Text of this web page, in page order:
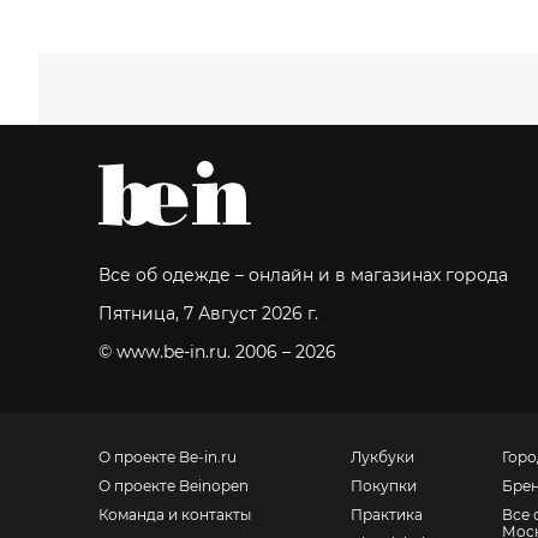
Все об одежде – онлайн и в магазинах города
Пятница, 7 Август 2026 г.
© www.be-in.ru. 2006 – 2026
О проекте Be-in.ru
О проекте Beinopen
Команда и контакты
Лукбуки
Покупки
Практика
Все